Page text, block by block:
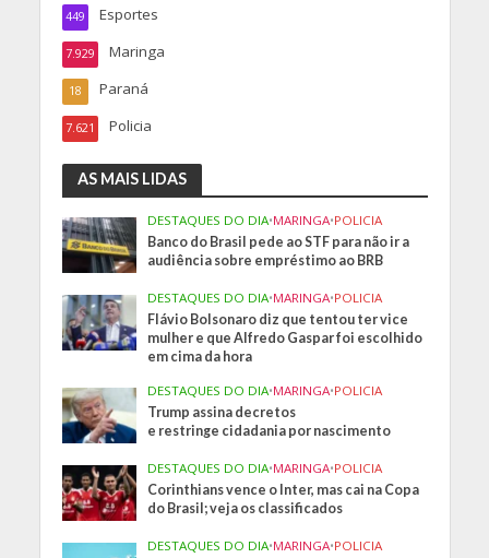
Esportes
449
Maringa
7.929
Paraná
18
Policia
7.621
AS MAIS LIDAS
DESTAQUES DO DIA•MARINGA•POLICIA
Banco do Brasil pede ao STF para não ir a
audiência sobre empréstimo ao BRB
DESTAQUES DO DIA•MARINGA•POLICIA
Flávio Bolsonaro diz que tentou ter vice
mulher e que Alfredo Gaspar foi escolhido
em cima da hora
DESTAQUES DO DIA•MARINGA•POLICIA
Trump assina decretos
e restringe cidadania por nascimento
DESTAQUES DO DIA•MARINGA•POLICIA
Corinthians vence o Inter, mas cai na Copa
do Brasil; veja os classificados
DESTAQUES DO DIA•MARINGA•POLICIA